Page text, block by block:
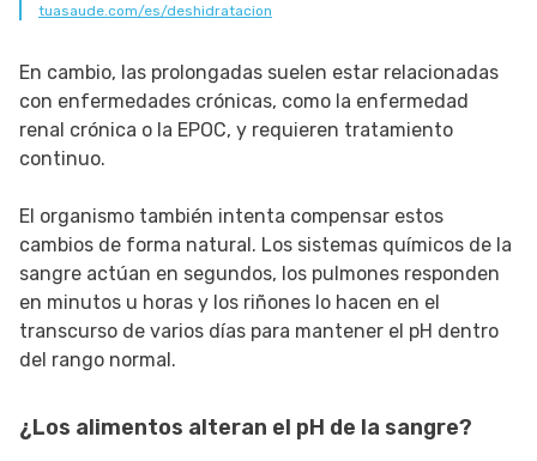
tuasaude.com/es/deshidratacion
En cambio, las prolongadas suelen estar relacionadas
con enfermedades crónicas, como la enfermedad
renal crónica o la EPOC, y requieren tratamiento
continuo.
El organismo también intenta compensar estos
cambios de forma natural. Los sistemas químicos de la
sangre actúan en segundos, los pulmones responden
en minutos u horas y los riñones lo hacen en el
transcurso de varios días para mantener el pH dentro
del rango normal.
¿Los alimentos alteran el pH de la sangre?